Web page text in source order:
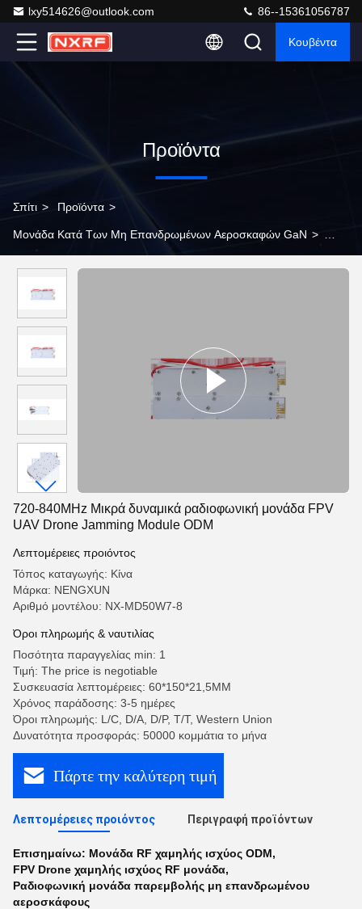
lxy514626@outlook.com 86--15361056787
Κουβέντα
Προϊόντα
Σπίτι > Προϊόντα >
Μονάδα Κατά Των Μη Επανδρωμένων Αεροσκαφών GaN >
Drone Jamming Module ODM
720-840MHz Μικρά δυναμικά ραδιοφωνική μονάδα FPV
UAV Drone Jamming Module ODM
Λεπτομέρειες προιόντος
Τόπος καταγωγής: Κίνα
Μάρκα: NENGXUN
Αριθμό μοντέλου: NX-MD50W7-8
Όροι πληρωμής & ναυτιλίας
Ποσότητα παραγγελίας min: 1
Τιμή: The price is negotiable
Συσκευασία λεπτομέρειες: 60*150*21,5MM
Χρόνος παράδοσης: 3-5 ημέρες
Όροι πληρωμής: L/C, D/A, D/P, T/T, Western Union
Δυνατότητα προσφοράς: 50000 κομμάτια το μήνα
Πάρτε την καλύτερη τιμή
Λεπτομέρειες προιόντος Περιγραφή προϊόντων
Επισημαίνω: Μονάδα RF χαμηλής ισχύος ODM,
FPV Drone χαμηλής ισχύος RF μονάδα,
Ραδιοφωνική μονάδα παρεμβολής μη επανδρωμένου
αεροσκάφους